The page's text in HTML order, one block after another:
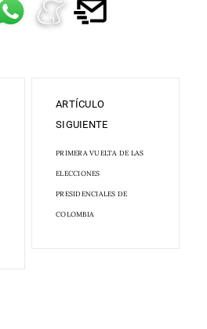
ARTÍCULO
SIGUIENTE
PRIMERA VUELTA DE LAS
ELECCIONES
PRESIDENCIALES DE
COLOMBIA